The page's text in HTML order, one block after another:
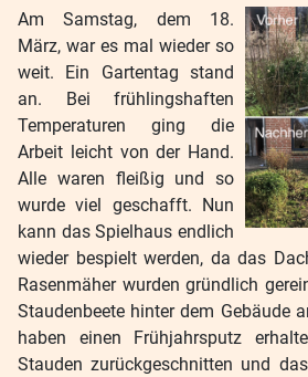
Am Samstag, dem 18.
März, war es mal wieder so
weit. Ein Gartentag stand
an. Bei frühlingshaften
Temperaturen ging die
Arbeit leicht von der Hand.
Alle waren fleißig und so
wurde viel geschafft. Nun
kann das Spielhaus endlich
wieder bespielt werden, da das
Rasenmäher wurden gründlich
Staudenbeete hinter dem Gebäude
haben einen Frühjahrsputz
Stauden zurückgeschnitten und